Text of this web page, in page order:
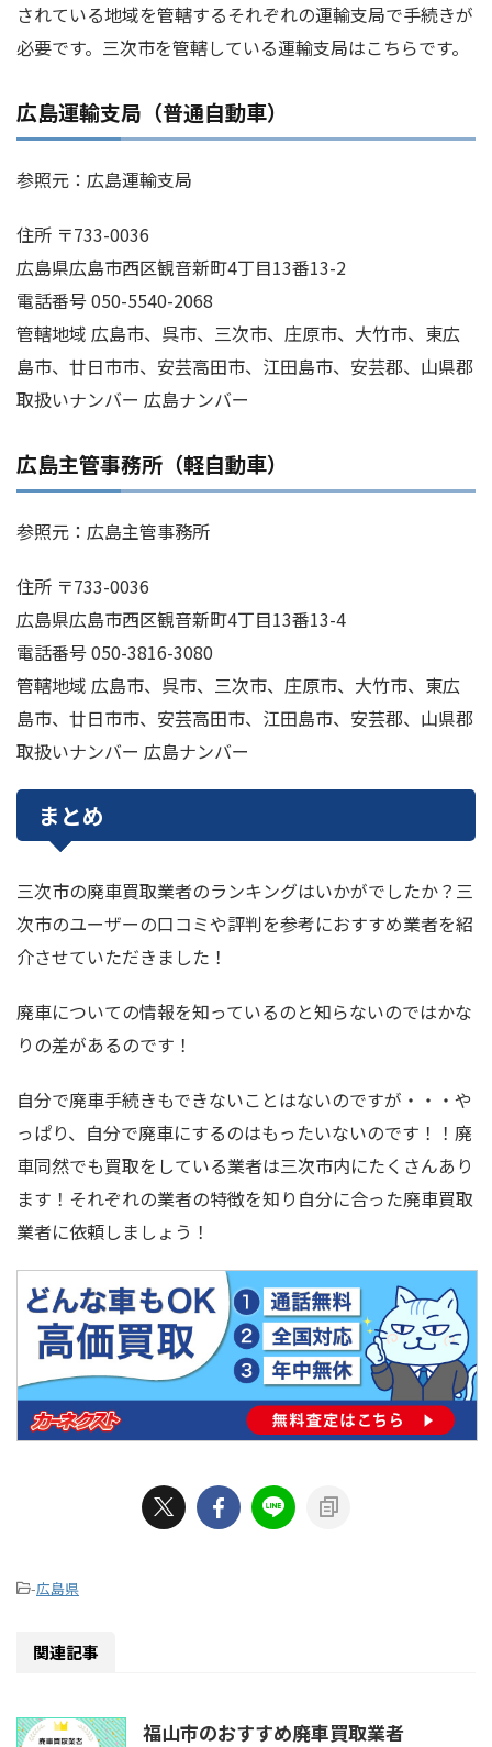
されている地域を管轄するそれぞれの運輸支局で手続きが
必要です。三次市を管轄している運輸支局はこちらです。
広島運輸支局（普通自動車）
参照元：広島運輸支局
住所 〒733-0036
広島県広島市西区観音新町4丁目13番13-2
電話番号 050-5540-2068
管轄地域 広島市、呉市、三次市、庄原市、大竹市、東広
島市、廿日市市、安芸高田市、江田島市、安芸郡、山県郡
取扱いナンバー 広島ナンバー
広島主管事務所（軽自動車）
参照元：広島主管事務所
住所 〒733-0036
広島県広島市西区観音新町4丁目13番13-4
電話番号 050-3816-3080
管轄地域 広島市、呉市、三次市、庄原市、大竹市、東広
島市、廿日市市、安芸高田市、江田島市、安芸郡、山県郡
取扱いナンバー 広島ナンバー
まとめ
三次市の廃車買取業者のランキングはいかがでしたか？三
次市のユーザーの口コミや評判を参考におすすめ業者を紹
介させていただきました！
廃車についての情報を知っているのと知らないのではかな
りの差があるのです！
自分で廃車手続きもできないことはないのですが・・・や
っぱり、自分で廃車にするのはもったいないのです！！廃
車同然でも買取をしている業者は三次市内にたくさんあり
ます！それぞれの業者の特徴を知り自分に合った廃車買取
業者に依頼しましょう！
-広島県
関連記事
福山市のおすすめ廃車買取業者